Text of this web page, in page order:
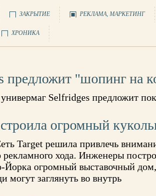
ЗАКРЫТИЕ РЕКЛАМА, МАРКЕТИНГ
ХРОНИКА
предложит "шопинг на
Selfridges предложит
огромный
Target решила привлечь
рекламного хода. Инженеры
Йорка огромный выставочный
могут заглянуть во внутрь